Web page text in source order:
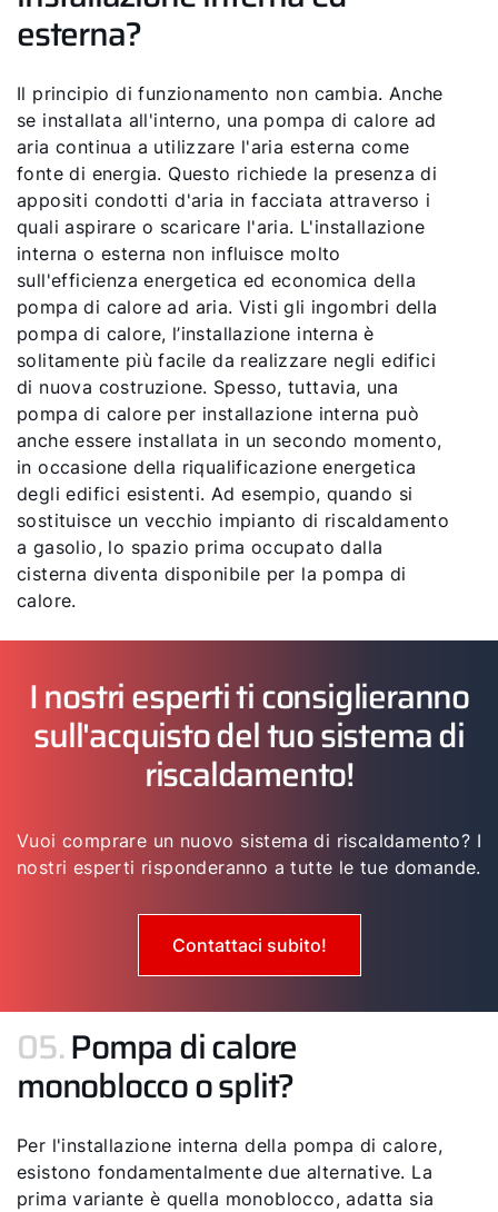
esterna?
Il principio di funzionamento non cambia. Anche
se installata all'interno, una pompa di calore ad
aria continua a utilizzare l'aria esterna come
fonte di energia. Questo richiede la presenza di
appositi condotti d'aria in facciata attraverso i
quali aspirare o scaricare l'aria. L'installazione
interna o esterna non influisce molto
sull'efficienza energetica ed economica della
pompa di calore ad aria. Visti gli ingombri della
pompa di calore, l’installazione interna è
solitamente più facile da realizzare negli edifici
di nuova costruzione. Spesso, tuttavia, una
pompa di calore per installazione interna può
anche essere installata in un secondo momento,
in occasione della riqualificazione energetica
degli edifici esistenti. Ad esempio, quando si
sostituisce un vecchio impianto di riscaldamento
a gasolio, lo spazio prima occupato dalla
cisterna diventa disponibile per la pompa di
calore.
I nostri esperti ti consiglieranno
sull'acquisto del tuo sistema di
riscaldamento!
Vuoi comprare un nuovo sistema di riscaldamento? I
nostri esperti risponderanno a tutte le tue domande.
Contattaci subito!
05.Pompa di calore
monoblocco o split?
Per l'installazione interna della pompa di calore,
esistono fondamentalmente due alternative. La
prima variante è quella monoblocco, adatta sia